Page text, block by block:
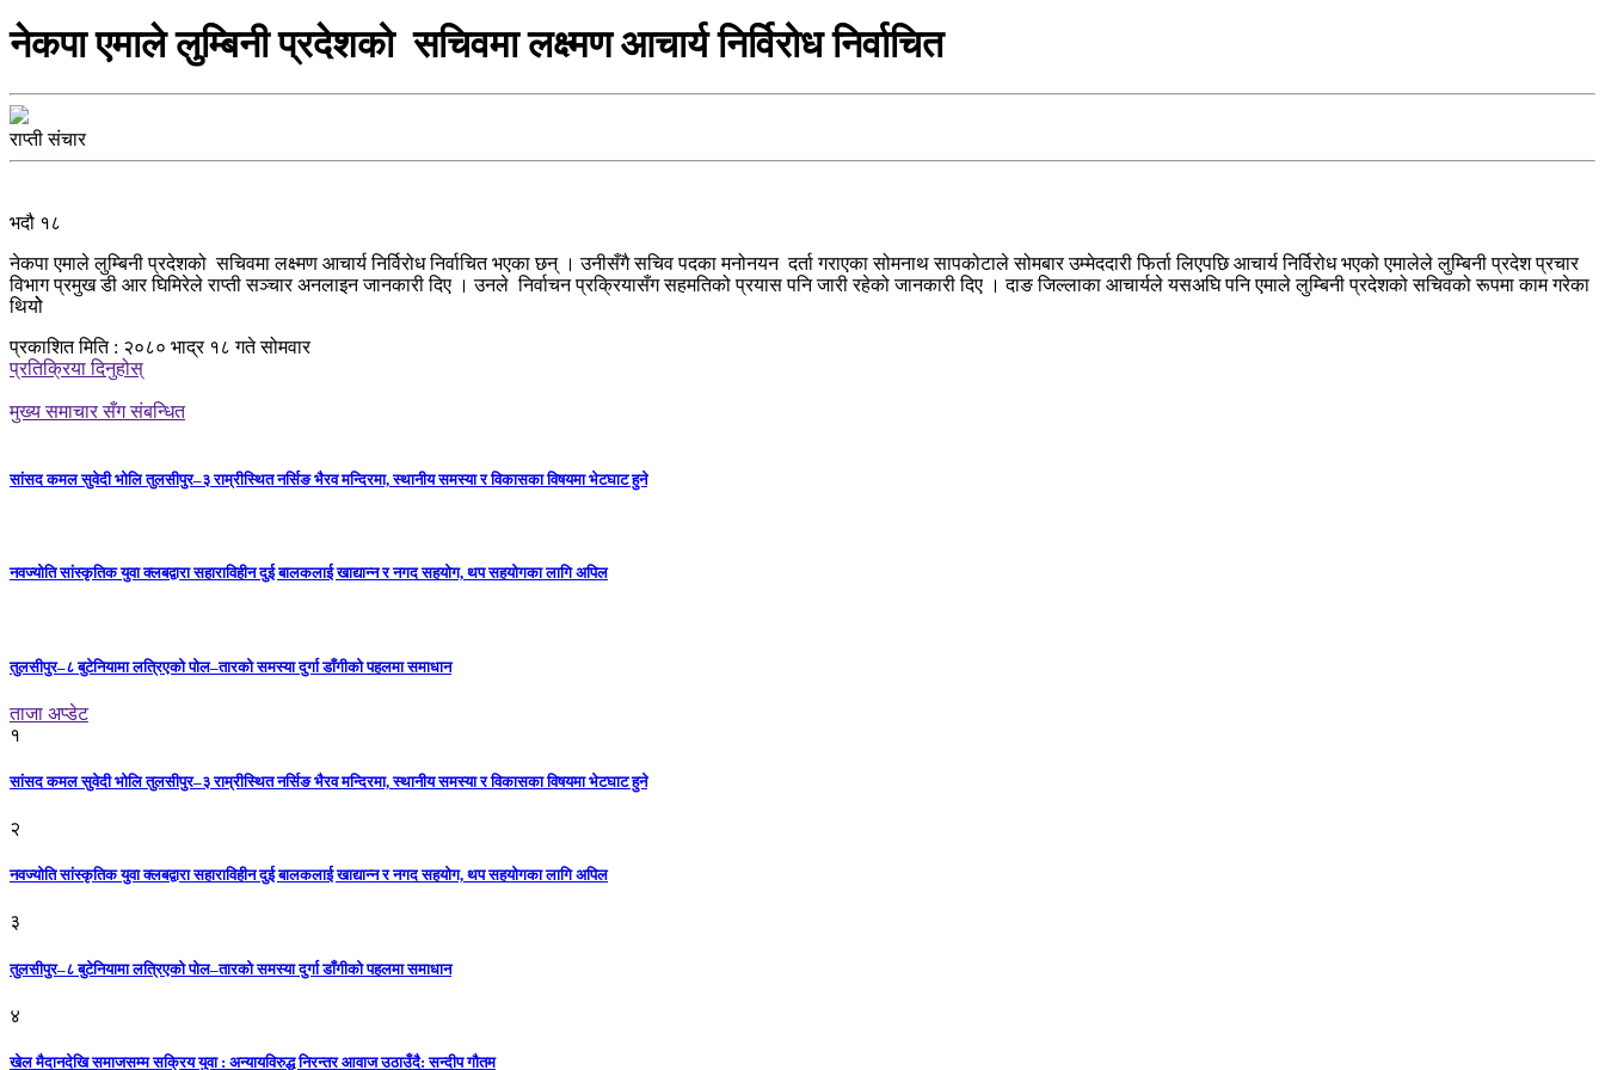
नेकपा एमाले लुम्बिनी प्रदेशको सचिवमा लक्ष्मण आचार्य निर्विरोध निर्वाचित
राप्ती संचार
भदौ १८
नेकपा एमाले लुम्बिनी प्रदेशको सचिवमा लक्ष्मण आचार्य निर्विरोध निर्वाचित भएका छन् । उनीसँगै सचिव पदका मनोनयन दर्ता गराएका सोमनाथ सापकोटाले सोमबार उम्मेददारी फिर्ता लिएपछि आचार्य निर्विरोध भएको एमालेले लुम्बिनी प्रदेश प्रचार
विभाग प्रमुख डी आर घिमिरेले राप्ती सञ्चार अनलाइन जानकारी दिए । उनले निर्वाचन प्रक्रियासँग सहमतिको प्रयास पनि जारी रहेको जानकारी दिए । दाङ जिल्लाका आचार्यले यसअघि पनि एमाले लुम्बिनी प्रदेशको सचिवको रूपमा काम गरेका
थियोे
प्रकाशित मिति : २०८० भाद्र १८ गते सोमवार
प्रतिक्रिया दिनुहोस्
मुख्य समाचार सँग संबन्धित
सांसद कमल सुवेदी भोलि तुलसीपुर–३ राम्रीस्थित नर्सिङ भैरव मन्दिरमा, स्थानीय समस्या र विकासका विषयमा भेटघाट हुने
नवज्योति सांस्कृतिक युवा क्लबद्वारा सहाराविहीन दुई बालकलाई खाद्यान्न र नगद सहयोग, थप सहयोगका लागि अपिल
तुलसीपुर–८ बुटेनियामा लत्रिएको पोल–तारको समस्या दुर्गा डाँगीको पहलमा समाधान
ताजा अप्डेट
१
सांसद कमल सुवेदी भोलि तुलसीपुर–३ राम्रीस्थित नर्सिङ भैरव मन्दिरमा, स्थानीय समस्या र विकासका विषयमा भेटघाट हुने
२
नवज्योति सांस्कृतिक युवा क्लबद्वारा सहाराविहीन दुई बालकलाई खाद्यान्न र नगद सहयोग, थप सहयोगका लागि अपिल
३
तुलसीपुर–८ बुटेनियामा लत्रिएको पोल–तारको समस्या दुर्गा डाँगीको पहलमा समाधान
४
खेल मैदानदेखि समाजसम्म सक्रिय युवा : अन्यायविरुद्ध निरन्तर आवाज उठाउँदै: सन्दीप गौतम